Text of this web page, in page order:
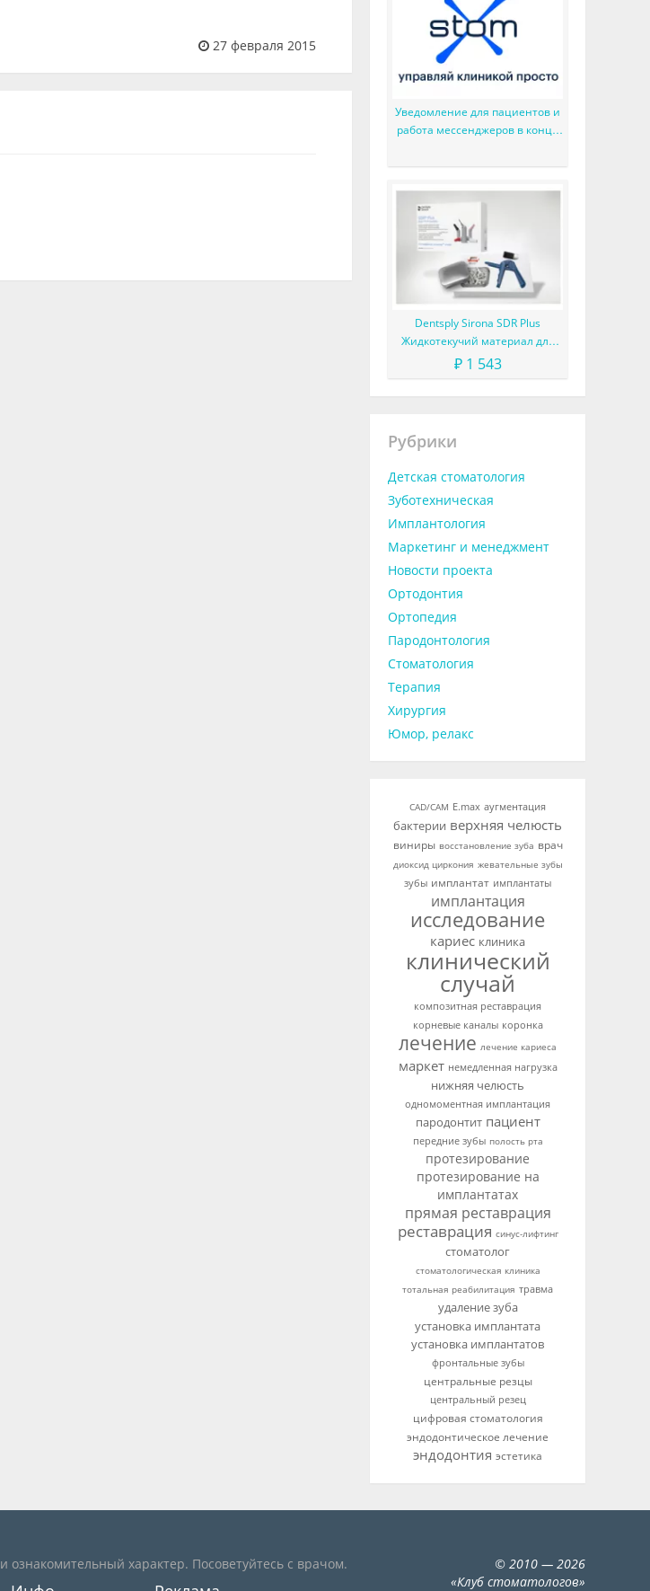
27 февраля 2015
Уведомление для пациентов и
работа мессенджеров в конце
Dentsply Sirona SDR Plus
Жидкотекучий материал для
жевательных зубов
₽ 1 543
Рубрики
Детская стоматология
Зуботехническая
Имплантология
Маркетинг и менеджмент
Новости проекта
Ортодонтия
Ортопедия
Пародонтология
Стоматология
Терапия
Хирургия
Юмор, релакс
CAD/CAM E.max аугментация
бактерии верхняя челюсть
виниры восстановление зуба врач
диоксид циркония жевательные зубы
зубы имплантат имплантаты
имплантация
исследование
кариес клиника
клинический
случай
композитная реставрация
корневые каналы коронка
лечение лечение кариеса
маркет немедленная нагрузка
нижняя челюсть
одномоментная имплантация
пародонтит пациент
передние зубы полость рта
протезирование
протезирование на
имплантатах
прямая реставрация
реставрация синус-лифтинг
стоматолог
стоматологическая клиника
тотальная реабилитация травма
удаление зуба
установка имплантата
установка имплантатов
фронтальные зубы
центральные резцы
центральный резец
цифровая стоматология
эндодонтическое лечение
эндодонтия эстетика
характер. Посоветуйтесь с врачом. © 2010 — 2026
«Клуб стоматологов»